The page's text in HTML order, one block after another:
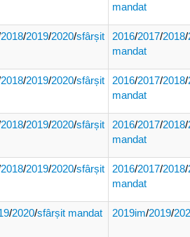
mandat
2018/2019/2020/sfârșit
2016/2017/2018/
mandat
2018/2019/2020/sfârșit
2016/2017/2018/
mandat
2018/2019/2020/sfârșit
2016/2017/2018/
mandat
2018/2019/2020/sfârșit
2016/2017/2018/
mandat
/2020/sfârșit mandat 2019im/2019/